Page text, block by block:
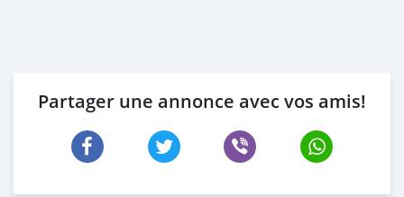
Partager une annonce avec vos amis!